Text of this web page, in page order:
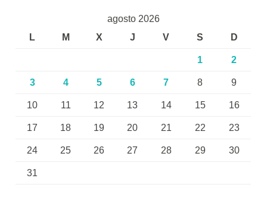
agosto 2026
L
M X J V S D
1 2
3 4 5 6 7 8 9
10 11 12 13 14 15 16
17 18 19 20 21 22 23
24 25 26 27 28 29 30
31